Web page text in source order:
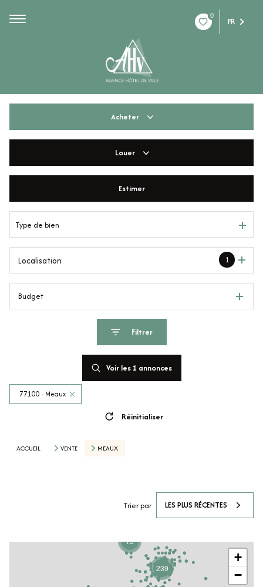
0
FR
Acheter
De l'immo pro
Louer
De l'immo pro
Estimer
Type de bien
1
Localisation
Budget
Filtrer
Voir les 1 annonces
77100 - Meaux
Réinitialiser
ACCUEIL VENTE MEAUX
Trier par LES PLUS RÉCENTES
15
239
+
−